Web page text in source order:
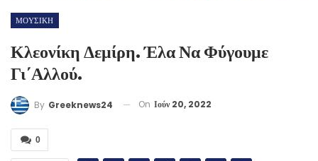
ΜΟΥΣΙΚΗ
Κλεονίκη Δεμίρη. Έλα Να Φύγουμε
Γι΄αλλού.
By Greeknews24 On Ιούν 20, 2022
0